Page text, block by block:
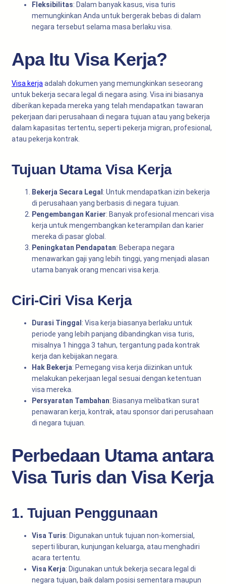
Fleksibilitas: Dalam banyak kasus, visa turis
memungkinkan Anda untuk bergerak bebas di dalam
negara tersebut selama masa berlaku visa.
Apa Itu Visa Kerja?
Visa kerja adalah dokumen yang memungkinkan seseorang
untuk bekerja secara legal di negara asing. Visa ini biasanya
diberikan kepada mereka yang telah mendapatkan tawaran
pekerjaan dari perusahaan di negara tujuan atau yang bekerja
dalam kapasitas tertentu, seperti pekerja migran, profesional,
atau pekerja kontrak.
Tujuan Utama Visa Kerja
Bekerja Secara Legal : Untuk mendapatkan izin bekerja
di perusahaan yang berbasis di negara tujuan.
Pengembangan Karier: Banyak profesional mencari visa
kerja untuk mengembangkan keterampilan dan karier
mereka di pasar global.
Peningkatan Pendapatan: Beberapa negara
menawarkan gaji yang lebih tinggi, yang menjadi alasan
utama banyak orang mencari visa kerja.
Ciri-Ciri Visa Kerja
Durasi Tinggal : Visa kerja biasanya berlaku untuk
periode yang lebih panjang dibandingkan visa turis,
misalnya 1 hingga 3 tahun, tergantung pada kontrak
kerja dan kebijakan negara.
Hak Bekerja: Pemegang visa kerja diizinkan untuk
melakukan pekerjaan legal sesuai dengan ketentuan
visa mereka.
Persyaratan Tambahan: Biasanya melibatkan surat
penawaran kerja, kontrak, atau sponsor dari perusahaan
di negara tujuan.
Perbedaan Utama antara
Visa Turis dan Visa Kerja
1. Tujuan Penggunaan
Visa Turis: Digunakan untuk tujuan non-komersial,
seperti liburan, kunjungan keluarga, atau menghadiri
acara tertentu.
Visa Kerja: Digunakan untuk bekerja secara legal di
negara tujuan, baik dalam posisi sementara maupun